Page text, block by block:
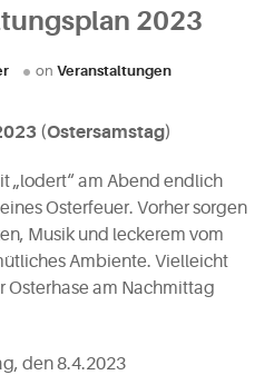
2023
on Veranstaltungen
(Ostersamstag)
„lodert“ am Abend endlich
Osterfeuer. Vorher sorgen
Musik und leckerem vom
Ambiente. Vielleicht
Osterhase am Nachmittag
den 8.4.2023